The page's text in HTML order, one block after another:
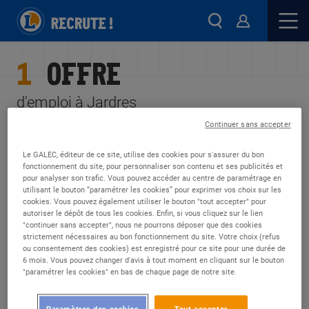
1 OFFRE
d'emploi à Jardres
Rayon de recherche
FILTRES ALERTES
CDD
Jardres (86)
VENDEUR TECHNIQUE MULTIMEDIA
Le GALEC, éditeur de ce site, utilise des cookies pour s'assurer du bon
fonctionnement du site, pour personnaliser son contenu et ses publicités et
pour analyser son trafic. Vous pouvez accéder au centre de paramétrage en
utilisant le bouton “paramétrer les cookies” pour exprimer vos choix sur les
cookies. Vous pouvez également utiliser le bouton "tout accepter" pour
autoriser le dépôt de tous les cookies. Enfin, si vous cliquez sur le lien
"continuer sans accepter", nous ne pourrons déposer que des cookies
strictement nécessaires au bon fonctionnement du site. Votre choix (refus
ou consentement des cookies) est enregistré pour ce site pour une durée de
6 mois. Vous pouvez changer d'avis à tout moment en cliquant sur le bouton
"paramétrer les cookies" en bas de chaque page de notre site.
Continuer sans accepter